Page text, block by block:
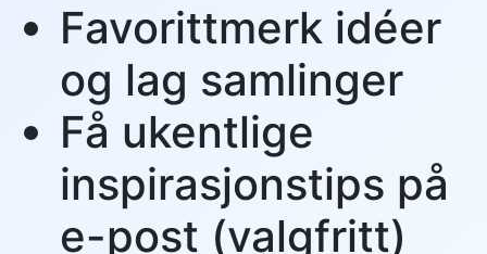
Favorittmerk idéer
og lag samlinger
Få ukentlige
inspirasjonstips på
e-post (valgfritt)